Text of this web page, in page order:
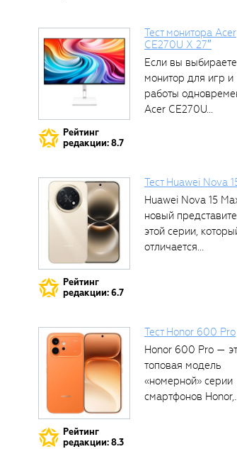
Рейтинг
редакции: 8.7
Тест монитора Acer
CE270U X 27″
Если вы выбираете
монитор для игр и
работы
Acer CE270U...
Рейтинг
редакции: 6.7
Тест Huawei Nova
Huawei Nova 15
новый
этой серии,
отличается...
Рейтинг
редакции: 8.3
Тест Honor 600 Pro
Honor 600 Pro —
топовая модель
«номерной» серии
смартфонов